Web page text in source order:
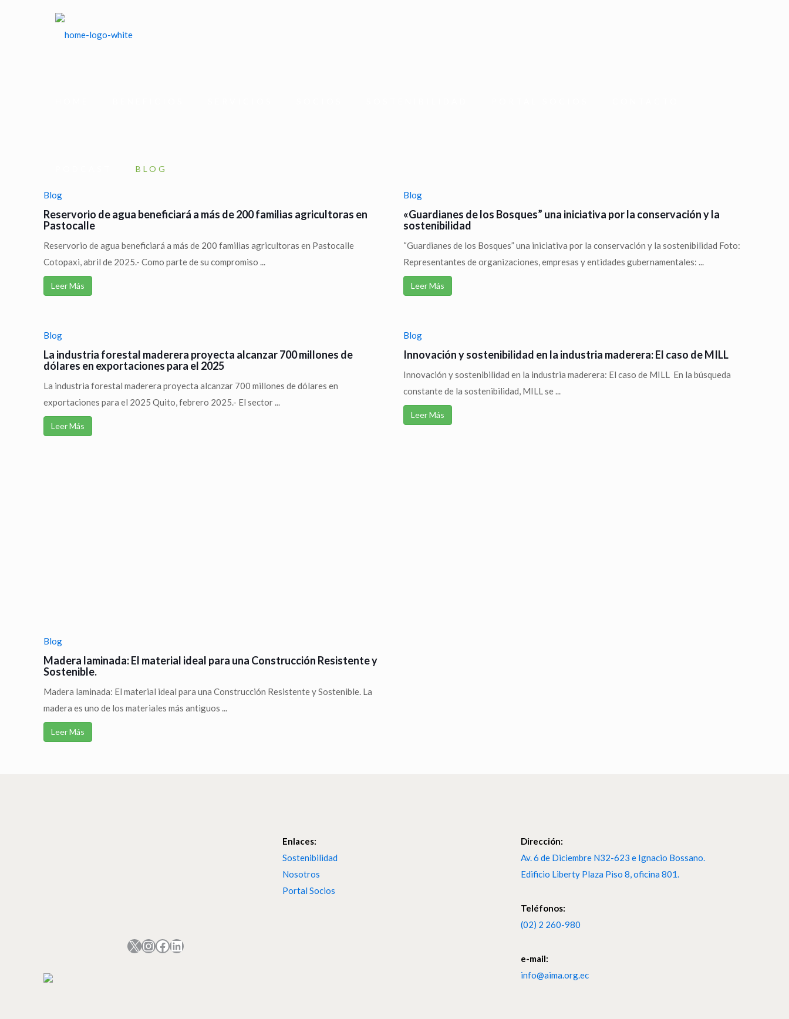
BLOG
Blog
Reservorio de agua beneficiará a más de 200 familias agricultoras en
Pastocalle
Reservorio de agua beneficiará a más de 200 familias agricultoras en Pastocalle
Cotopaxi, abril de 2025.- Como parte de su compromiso ...
Leer Más
Blog
«Guardianes de los Bosques” una iniciativa por la conservación y la
sostenibilidad
“Guardianes de los Bosques” una iniciativa por la conservación y la sostenibilidad Foto:
Representantes de organizaciones, empresas y entidades gubernamentales: ...
Leer Más
Blog
La industria forestal maderera proyecta alcanzar 700 millones de
dólares en exportaciones para el 2025
La industria forestal maderera proyecta alcanzar 700 millones de dólares en
exportaciones para el 2025 Quito, febrero 2025.- El sector ...
Leer Más
Blog
Innovación y sostenibilidad en la industria maderera: El caso de MILL
Innovación y sostenibilidad en la industria maderera: El caso de MILL En la búsqueda
constante de la sostenibilidad, MILL se ...
Leer Más
Blog
Madera laminada: El material ideal para una Construcción Resistente y
Sostenible.
Madera laminada: El material ideal para una Construcción Resistente y Sostenible. La
madera es uno de los materiales más antiguos ...
Leer Más
Enlaces:
Sostenibilidad
Nosotros
Portal Socios
Dirección:
Av. 6 de Diciembre N32-623 e Ignacio Bossano.
Edificio Liberty Plaza Piso 8, oficina 801.
Teléfonos:
(02) 2 260-980
e-mail:
info@aima.org.ec